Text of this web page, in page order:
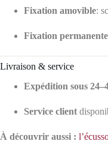
Fixation amovible:
Fixation permanente
Livraison & service
Expédition sous
Service client
À découvrir aussi :